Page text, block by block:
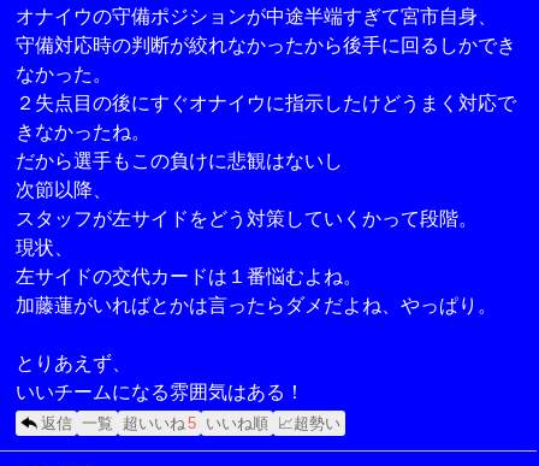
オナイウの守備ポジションが中途半端すぎて宮市自身、
守備対応時の判断が絞れなかったから後手に回るしかでき
なかった。
２失点目の後にすぐオナイウに指示したけどうまく対応で
きなかったね。
だから選手もこの負けに悲観はないし
次節以降、
スタッフが左サイドをどう対策していくかって段階。
現状、
左サイドの交代カードは１番悩むよね。
加藤蓮がいればとかは言ったらダメだよね、やっぱり。
とりあえず、
いいチームになる雰囲気はある！
返信 一覧 超いいね5 いいね順 📈超勢い